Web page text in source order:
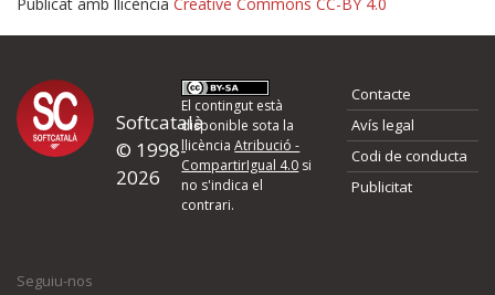
Proposeu-nos millores o
d'errors
Si heu trobat un error o voleu proposar alguna millora, ompliu els
quina és la millora que proposeu o l'error del qual voleu informar-
Softcatalà
© 1998-
2026
El contingut està
disponible sota la
llicènciaAtribució -
CompartirIgual 4.0 si
no s'indica el
contrari.
Contacte
Avís legal
Codi de conducta
Publicitat
Seguiu-nos